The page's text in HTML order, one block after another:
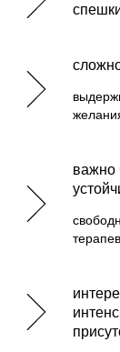
важно